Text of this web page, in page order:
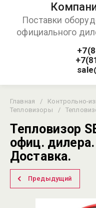
Поставки
официального
Главная / Контрольно-
Тепловизоры
/
Тепловизор
офиц.
Доставка.
Предыдущий